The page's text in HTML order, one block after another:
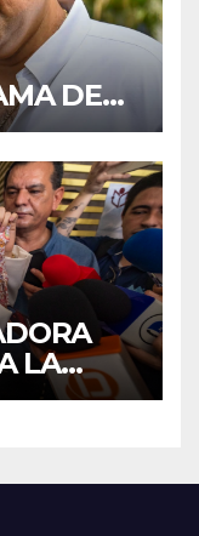
DE
SUS
INICIO
2026-
LA
EN